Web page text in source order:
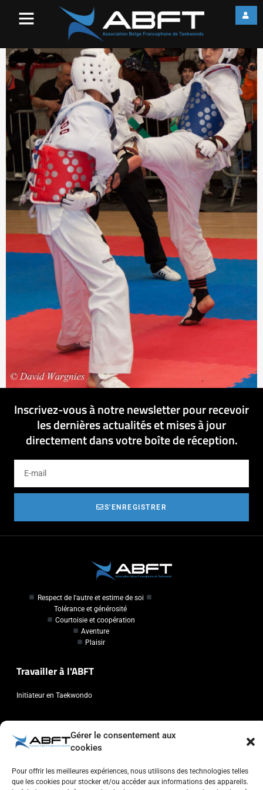
Gérer le consentement aux
cookies
Pour offrir les meilleures expériences, nous utilisons des technologies telles
que les cookies pour stocker et/ou accéder aux informations des appareils.
Inscrivez-vous à notre newsletter pour recevoir
les dernières actualités et mises à jour
directement dans votre boîte de réception.
S'ENREGISTRER
Respect de l'autre et estime de soi
Tolérance et générosité
Courtoisie et coopération
Aventure
Plaisir
Travailler à l'ABFT
Initiateur en Taekwondo
Contact
Association Belge Francophone de Taekwondo
info@abft.be